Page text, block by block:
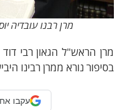
מרן רבנו עובדיה
הראש"ל הגאון רבי דוד
נורא ממרן רבינו היביע
עקבו אחרי